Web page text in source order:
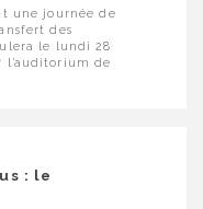
une journée de
des
le lundi 28
l’auditorium de
: le